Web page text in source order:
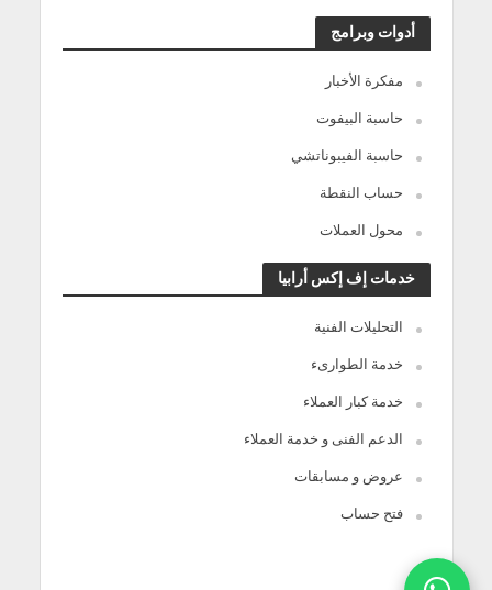
أدوات وبرامج
مفكرة الأخبار
حاسبة البيفوت
حاسبة الفيبوناتشي
حساب النقطة
محول العملات
خدمات إف إكس أرابيا
التحليلات الفنية
خدمة الطوارىء
خدمة كبار العملاء
الدعم الفنى و خدمة العملاء
عروض و مسابقات
فتح حساب